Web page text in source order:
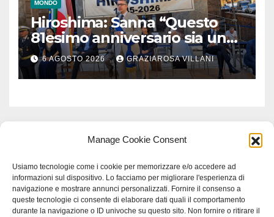
Manage Cookie Consent
Usiamo tecnologie come i cookie per memorizzare e/o accedere ad
informazioni sul dispositivo. Lo facciamo per migliorare l'esperienza di
navigazione e mostrare annunci personalizzati. Fornire il consenso a
queste tecnologie ci consente di elaborare dati quali il comportamento
durante la navigazione o ID univoche su questo sito. Non fornire o ritirare il
MONDO
Hiroshima: Sanna “Questo
81esimo anniversario sia un
monito per tutti”
6 AGOSTO 2026 GRAZIAROSA VILLANI